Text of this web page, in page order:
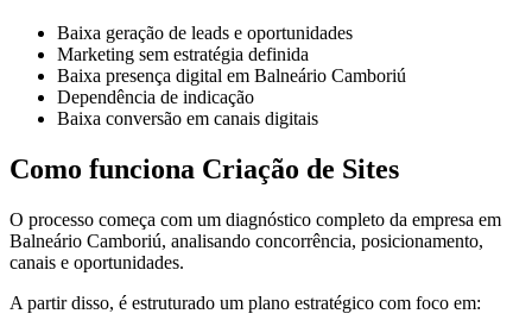
Baixa geração de leads e oportunidades
Marketing sem estratégia definida
Baixa presença digital em Balneário Camboriú
Dependência de indicação
Baixa conversão em canais digitais
Como funciona Criação de Sites
O processo começa com um diagnóstico completo da empresa em
Balneário Camboriú, analisando concorrência, posicionamento,
canais e oportunidades.
A partir disso, é estruturado um plano estratégico com foco em: